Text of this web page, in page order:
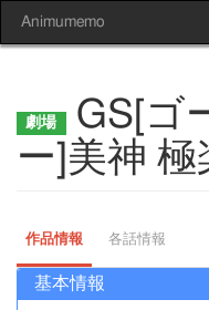
Animumemo
GS[ゴ
ー]美神
作品情報 各話情報
基本情報